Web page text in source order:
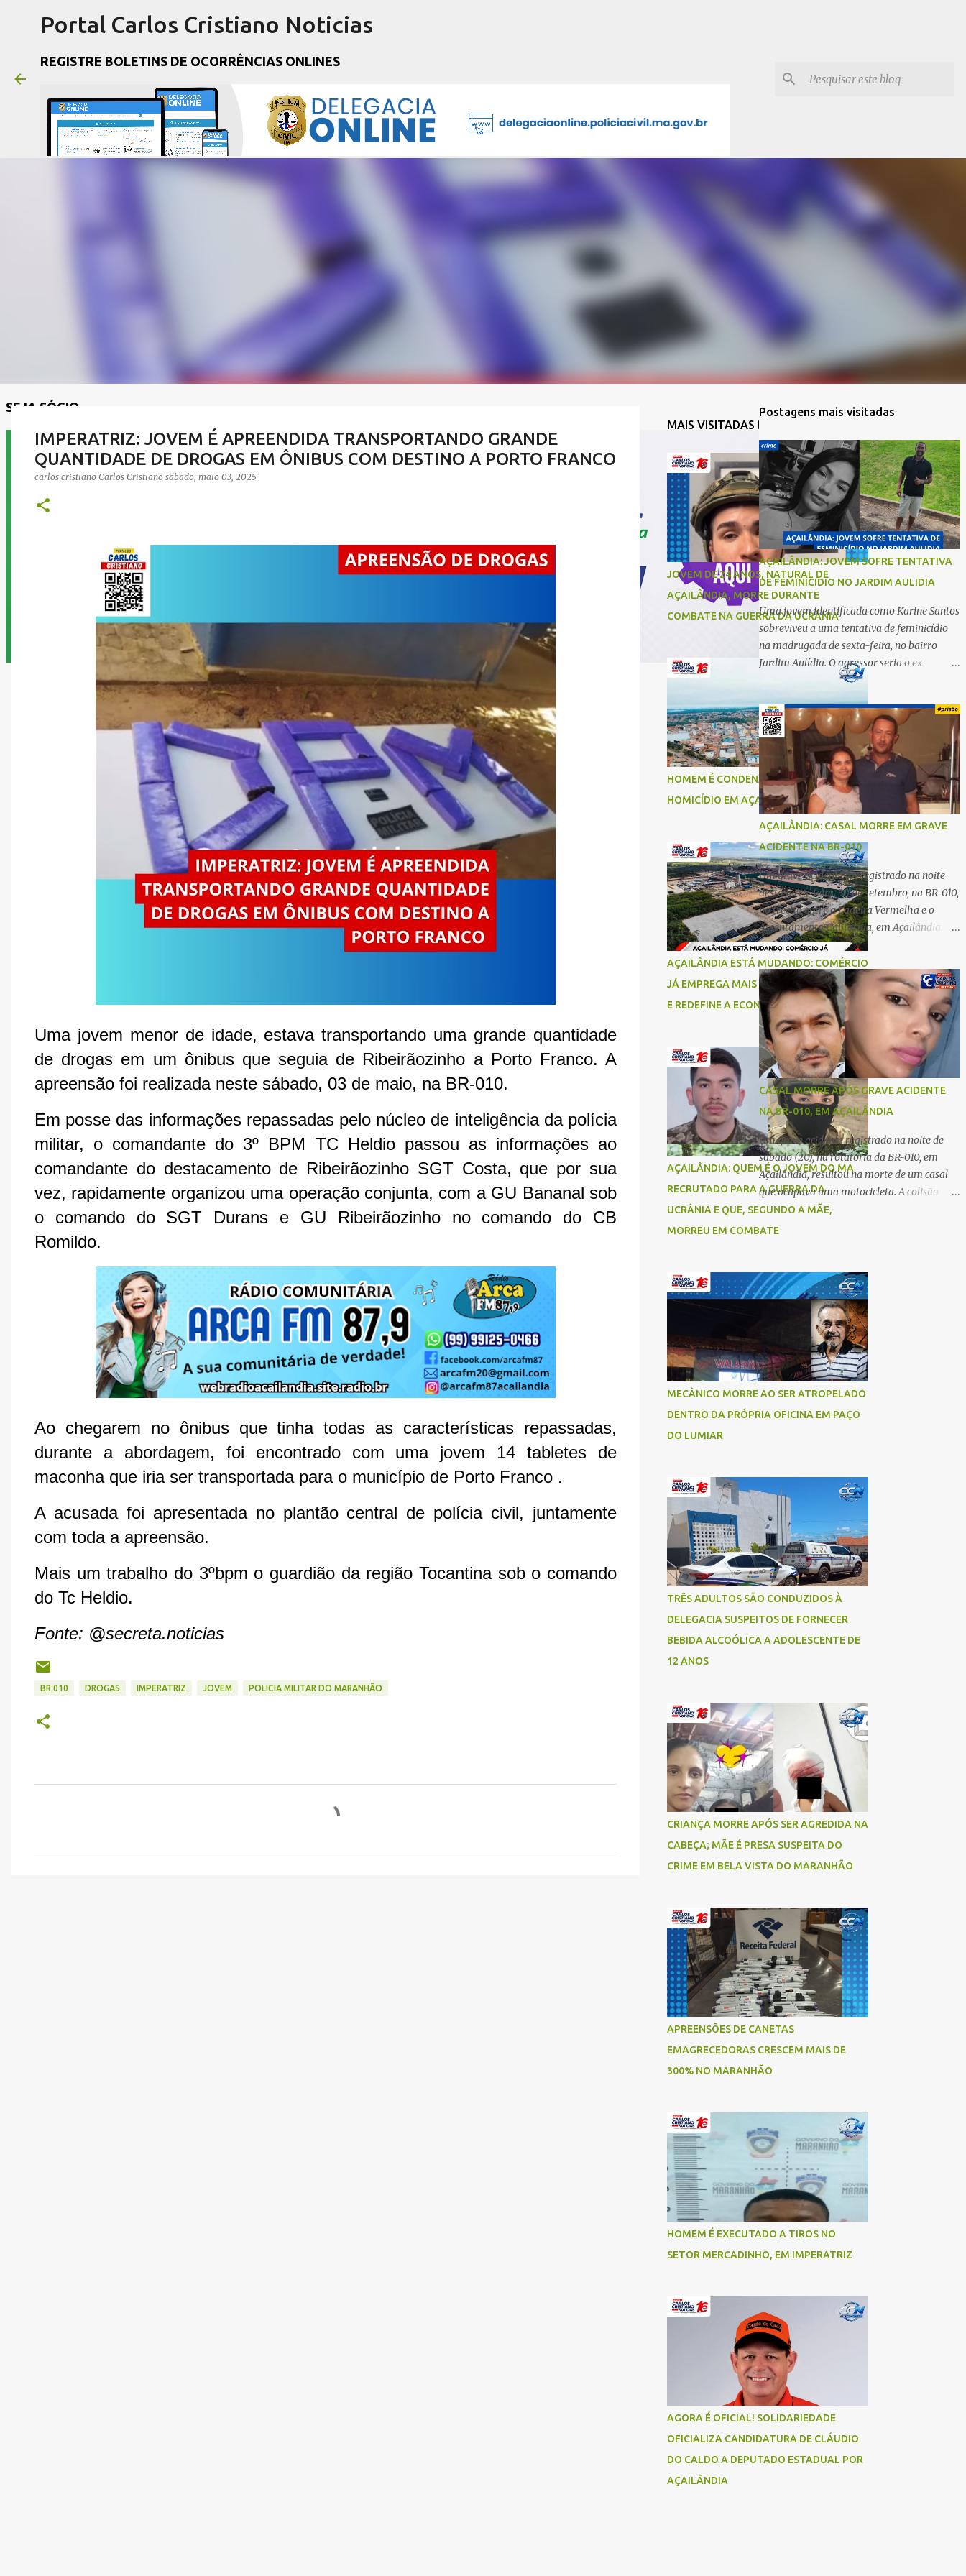
Portal Carlos Cristiano Noticias
REGISTRE BOLETINS DE OCORRÊNCIAS ONLINES
SEJA SÓCIO
IMPERATRIZ: JOVEM É APREENDIDA TRANSPORTANDO GRANDE
QUANTIDADE DE DROGAS EM ÔNIBUS COM DESTINO A PORTO FRANCO
carlos cristiano Carlos Cristiano sábado, maio 03, 2025
Uma jovem menor de idade, estava transportando uma grande quantidade
de drogas em um ônibus que seguia de Ribeirãozinho a Porto Franco. A
apreensão foi realizada neste sábado, 03 de maio, na BR-010.
Em posse das informações repassadas pelo núcleo de inteligência da polícia
militar, o comandante do 3º BPM TC Heldio passou as informações ao
comandante do destacamento de Ribeirãozinho SGT Costa, que por sua
vez, rapidamente organizou uma operação conjunta, com a GU Bananal sob
o comando do SGT Durans e GU Ribeirãozinho no comando do CB
Romildo.
Ao chegarem no ônibus que tinha todas as características repassadas,
durante a abordagem, foi encontrado com uma jovem 14 tabletes de
maconha que iria ser transportada para o município de Porto Franco .
A acusada foi apresentada no plantão central de polícia civil, juntamente
com toda a apreensão.
Mais um trabalho do 3ºbpm o guardião da região Tocantina sob o comando
do Tc Heldio.
Fonte: @secreta.noticias
BR 010 DROGAS IMPERATRIZ JOVEM POLICIA MILITAR DO MARANHÃO
MAIS VISITADAS DA SEMANA
JOVEM DE 24 ANOS, NATURAL DE
AÇAILÂNDIA, MORRE DURANTE
COMBATE NA GUERRA DA UCRÂNIA
HOMEM É CONDENADO A 18 ANOS POR
HOMICÍDIO EM AÇAILÂNDIA
AÇAILÂNDIA ESTÁ MUDANDO: COMÉRCIO
JÁ EMPREGA MAIS DO QUE A INDÚSTRIA
E REDEFINE A ECONOMIA DO MUNICÍPIO
AÇAILÂNDIA: QUEM É O JOVEM DO MA
RECRUTADO PARA A GUERRA DA
UCRÂNIA E QUE, SEGUNDO A MÃE,
MORREU EM COMBATE
MECÂNICO MORRE AO SER ATROPELADO
DENTRO DA PRÓPRIA OFICINA EM PAÇO
DO LUMIAR
TRÊS ADULTOS SÃO CONDUZIDOS À
DELEGACIA SUSPEITOS DE FORNECER
BEBIDA ALCOÓLICA A ADOLESCENTE DE
12 ANOS
CRIANÇA MORRE APÓS SER AGREDIDA NA
CABEÇA; MÃE É PRESA SUSPEITA DO
CRIME EM BELA VISTA DO MARANHÃO
APREENSÕES DE CANETAS
EMAGRECEDORAS CRESCEM MAIS DE
300% NO MARANHÃO
HOMEM É EXECUTADO A TIROS NO
SETOR MERCADINHO, EM IMPERATRIZ
AGORA É OFICIAL! SOLIDARIEDADE
OFICIALIZA CANDIDATURA DE CLÁUDIO
DO CALDO A DEPUTADO ESTADUAL POR
AÇAILÂNDIA
Postagens mais visitadas
AÇAILÂNDIA: JOVEM SOFRE TENTATIVA
DE FEMINICIDIO NO JARDIM AULIDIA
Uma jovem identificada como Karine Santos
sobreviveu a uma tentativa de feminicídio
na madrugada de sexta-feira, no bairro
Jardim Aulídia. O agressor seria o ex-
companheiro, com quem manteve um
relacionamento de quase três anos e com
quem tem uma filha. Segundo Karine,
durante todo o dia anterior, o suspeito
enviou mensagens insistindo para reatar o
relacionamento, mas ela deixou claro que
não queria. Naquela noite, a vítima recebeu
o convite de um amigo para ir a uma festa.
Ao chegar ao local, percebeu que o ex
também estava presente, mas permaneceu
tranquila durante todo o evento. O ataque
aconteceu quando Karine retornava para
casa, por volta das 5h40 da manhã.
“Quando cheguei, ele estava escondido.
Assim que me viu, entrou no carro e
começou a me atacar com uma faca,
atingindo também o rapaz que estava
comigo”, relatou. Após a agressão, Karine
recebeu atendimento médico e passa bem,
estando fora de perigo. A jovem também
registrou boletim de ocorrência contra o ex-
companheiro. Mesm...
AÇAILÂNDIA: CASAL MORRE EM GRAVE
ACIDENTE NA BR-010
Um grave acidente foi registrado na noite
desta terça-feira, 30 de setembro, na BR-010,
no trecho entre a Ladeira Vermelha e o
Assentamento Califórnia, em Açailândia. De
acordo com informações apuradas, as
vítimas eram um casal residente em
Imperatriz. Eles haviam vindo até o bairro
Plano da Serra, em Açailândia, para visitar
familiares e estavam a caminho de casa
quando ocorreu a tragédia. O acidente
envolveu uma motocicleta e um caminhão
caçamba. Com o impacto da colisão, o casal
não resistiu aos ferimentos e veio a óbito
ainda no local. As vítimas foram
identificadas como Carmem Rejane e
Ronaldo de Jesus. Equipes de socorro foram
acionadas, mas nada puderam fazer além
de constatar os óbitos. A Polícia Rodoviária
Federal (PRF) esteve no local para controlar
o tráfego e coletar informações que devem
CASAL MORRE APÓS GRAVE ACIDENTE
NA BR-010, EM AÇAILÂNDIA
Um grave acidente registrado na noite de
sábado (20), na rotatória da BR-010, em
Açailândia, resultou na morte de um casal
que ocupava uma motocicleta. A colisão
envolveu uma moto e um carro. De acordo
com as primeiras informações, o condutor
A passageira da moto chegou a ser
socorrida com vida e encaminhada para
atendimento médico, mas infelizmente não
resistiu aos ferimentos e veio a óbito. Uma
das vítimas foi identificada como Gleiciane,
moradora do bairro Jacu. Até o momento, o
condutor da motocicleta foi identificado
como Julimar Lucena, iria fazer 37 anos no
próximo dia 28 de junho. De acordo com
discussão, o condutor da motocicleta teria
invadido a contramão e colidido
frontalmente com um carro. As
circunstâncias do acidente deverão ser
apuradas pelas autoridades competentes. ...